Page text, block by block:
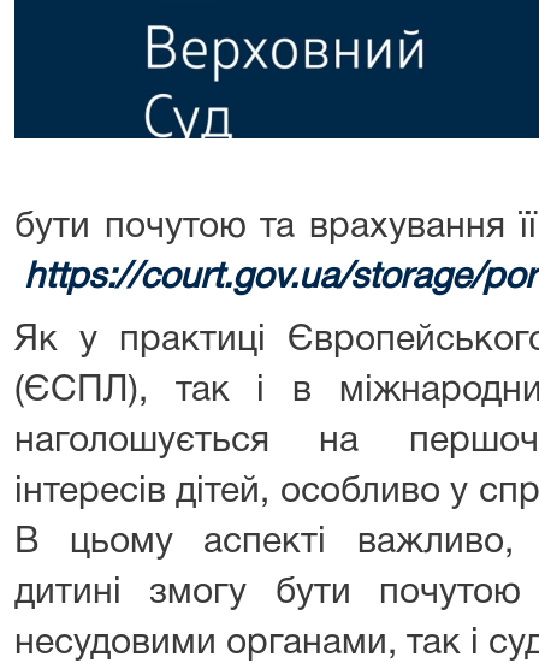
бути почутою та врахування
https://court.gov.ua/storage/
Як у практиці
(ЄСПЛ), так і в
наголошується на
інтересів дітей, особливо у
В цьому аспекті важливо,
дитині змогу бути почутою
несудовими органами, так і